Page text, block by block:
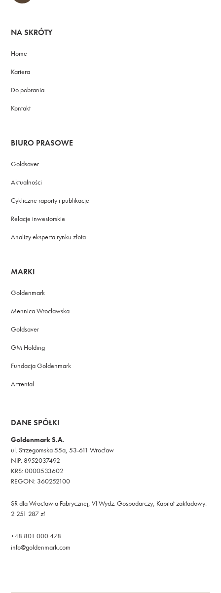
NA SKRÓTY
Home
Kariera
Do pobrania
Kontakt
BIURO PRASOWE
Goldsaver
Aktualności
Cykliczne raporty i publikacje
Relacje inwestorskie
Analizy eksperta rynku złota
MARKI
Goldenmark
Mennica Wrocławska
Goldsaver
GM Holding
Fundacja Goldenmark
Artrental
DANE SPÓŁKI
Goldenmark S.A.
ul. Strzegomska 55a, 53-611 Wrocław
NIP: 8952037492
KRS: 0000533602
REGON: 360252100
SR dla Wrocławia Fabrycznej, VI Wydz. Gospodarczy, Kapitał zakładowy:
2 251 287 zł
+48 801 000 478
info@goldenmark.com